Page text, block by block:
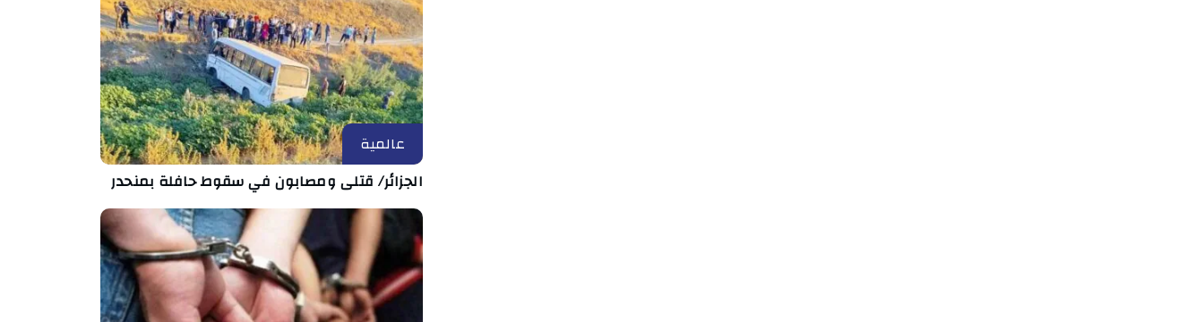
عالمية
الجزائر/ قتلى ومصابون في سقوط حافلة بمنحدر